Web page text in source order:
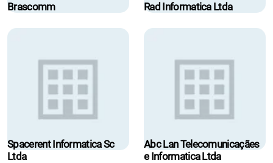
Brascomm Rad Informatica Ltda
Spacerent Informatica Sc
Ltda
Abc Lan Telecomunicaçães
e Informatica Ltda